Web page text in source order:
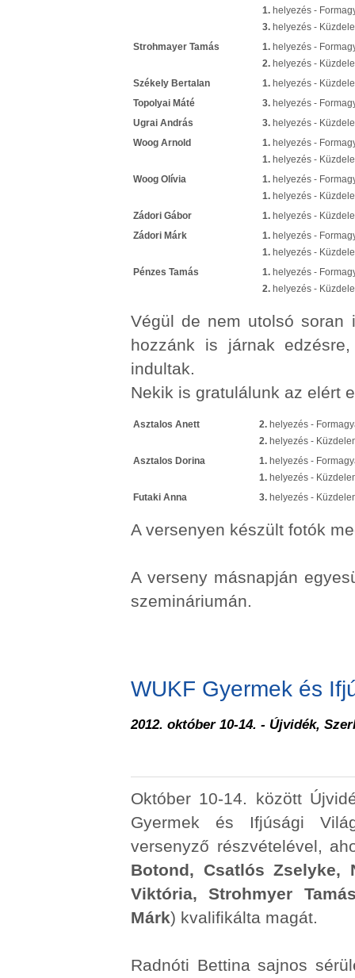
1. helyezés -
3. helyezés -
Strohmayer Tamás
1. helyezés -
2. helyezés -
Székely Bertalan
1. helyezés -
Topolyai Máté
3. helyezés -
Ugrai András
3. helyezés -
Woog Arnold
1. helyezés -
1. helyezés -
Woog Olívia
1. helyezés -
1. helyezés -
Zádori Gábor
1. helyezés -
Zádori Márk
1. helyezés -
1. helyezés -
Pénzes Tamás
1. helyezés -
2. helyezés -
Végül de nem utolsó soran
hozzánk is járnak
indultak.
Nekik is gratulálunk az elért
Asztalos Anett 2. helyezés -
2. helyezés -
Asztalos Dorina
1. helyezés -
1. helyezés -
Futaki Anna
3. helyezés -
A versenyen készült fotók
A verseny másnapján
szemináriumán.
WUKF Gyermek és
2012. október 10-14. - Újvidék,
Október 10-14. között
Gyermek és Ifjúsági
versenyző részvételével,
Botond, Csatlós Zselyke,
Viktória, Strohmyer
Márk) kvalifikálta magát.
Radnóti Bettina sajnos